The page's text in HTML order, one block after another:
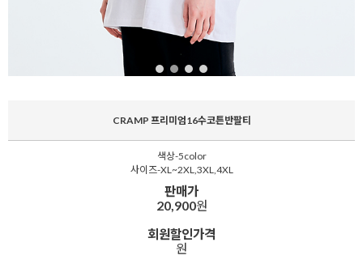
CRAMP 프리미엄16수코튼반팔티
색상-5color
사이즈-XL~2XL,3XL,4XL
판매가
20,900원
회원할인가격
원